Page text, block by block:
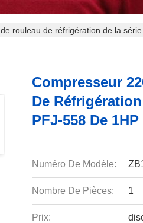
compresseur 220v R404A de de rouleau de
Compresseur
De
PFJ-558 De 1HP
Numéro De Modèle:
Nombre De Pièces: 1
Prix: